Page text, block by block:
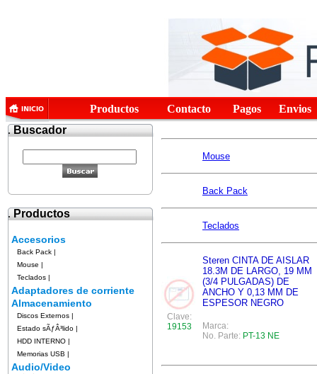
Productos Contacto Pagos
Envios
.Buscador
.Productos
Accesorios
Back Pack |
Mouse |
Teclados |
Adaptadores de corriente
Almacenamiento
Discos Externos |
Estado sÃƒÂ³lido |
HDD INTERNO |
Memorias USB |
Audio/Video
Mouse
Back Pack
Teclados
Clave:
19153
Steren CINTA DE AISLAR
18.3M DE LARGO, 19 MM
(3/4 PULGADAS) DE
ANCHO Y 0,13 MM DE
ESPESOR NEGRO
Marca:
No. Parte: PT-13 NE